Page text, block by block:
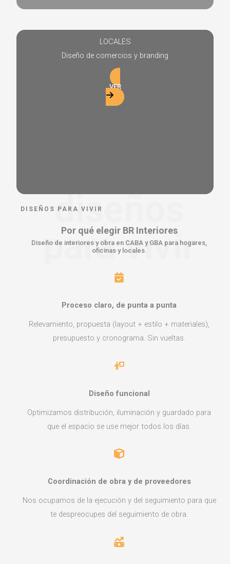
LOCALES
Diseño de comercios y branding
VER
diseños
para vivir
DISEÑOS PARA VIVIR
Por qué elegir BR Interiores
Diseño de interiores y obra en CABA y GBA para hogares,
oficinas y locales.
Proceso claro, de punta a punta
Relevamiento, propuesta (layout + estilo + materiales),
presupuesto y cronograma. Sin vueltas.
Diseño funcional
Optimizamos distribución, iluminación y guardado para
que el espacio se use mejor todos los días.
Coordinación de obra y de proveedores
Nos ocupamos de la ejecución y del seguimiento para que
te despreocupes del seguimiento de obra.